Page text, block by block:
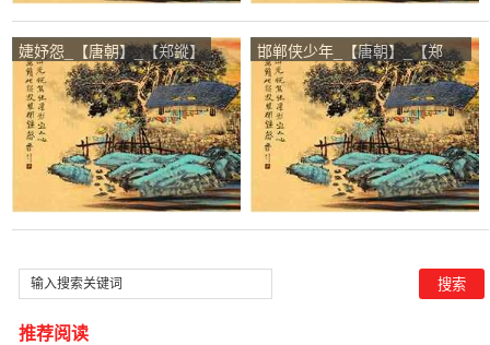
婕妤怨_【唐朝】_【郑鏦】
邯郸侠少年_【唐朝】_【郑
鏦】
推荐阅读